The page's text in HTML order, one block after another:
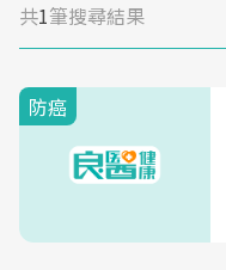
共1筆搜尋結果
防癌